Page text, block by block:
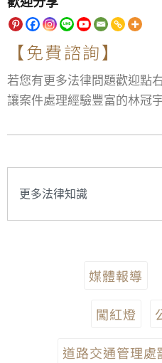
【免費諮詢】
若您有更多法律問題歡迎點
讓案件處理經驗豐富的林冠
媒體報導
闖紅燈
道路交通管理處